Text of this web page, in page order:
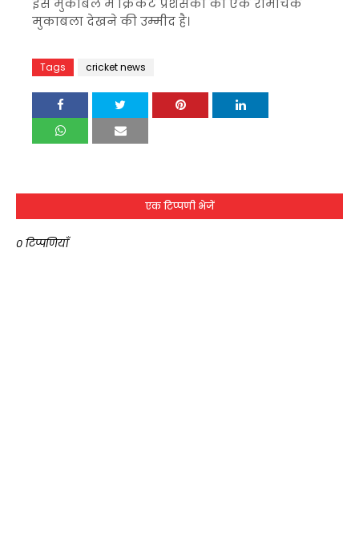
इस मुकाबले में क्रिकेट प्रशंसकों को एक रोमांचक
मुकाबला देखने की उम्मीद है।
Tags cricket news
एक टिप्पणी भेजें
0 टिप्पणियाँ